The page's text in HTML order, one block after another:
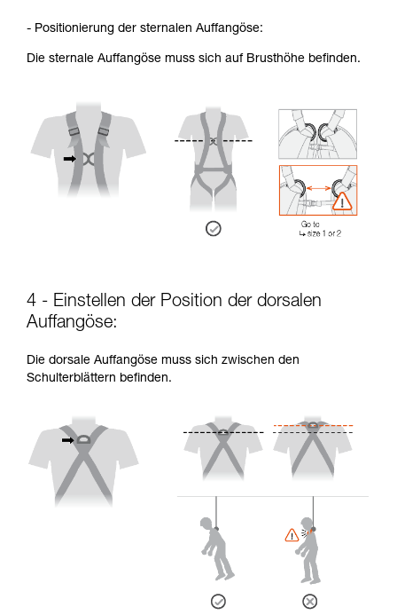
- Positionierung der sternalen Auffangöse:
Die sternale Auffangöse muss sich auf Brusthöhe befinden.
4 - Einstellen der Position der dorsalen
Auffangöse:
Die dorsale Auffangöse muss sich zwischen den
Schulterblättern befinden.